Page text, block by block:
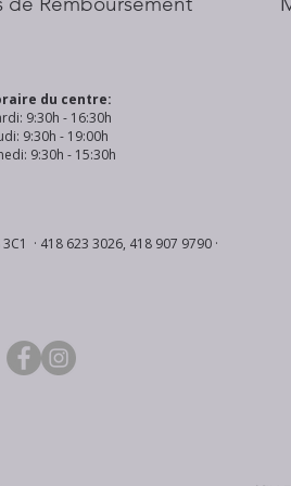
du centre:
9:30h - 16:30h
9:30h - 19:00h
9:30h - 15:30h
· 418 623 3026, 418 907 9790 ·